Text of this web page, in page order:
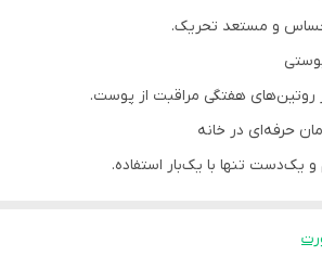
و مستعد تحریک.
روتین‌های هفتگی مراقبت از پوست.
حرفه‌ای در خانه
یک‌دست تنها با یک‌بار استفاده.